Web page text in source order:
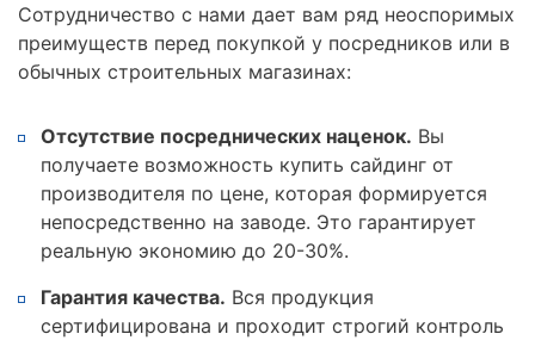
Сотрудничество с нами дает вам ряд неоспоримых
преимуществ перед покупкой у посредников или в
обычных строительных магазинах:
Отсутствие посреднических наценок. Вы
получаете возможность купить сайдинг от
производителя по цене, которая формируется
непосредственно на заводе. Это гарантирует
реальную экономию до 20-30%.
Гарантия качества. Вся продукция
сертифицирована и проходит строгий контроль